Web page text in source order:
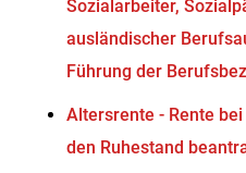
Sozialarbeiter,
ausländischer
Führung der
Altersrente - Rente
den Ruhestand